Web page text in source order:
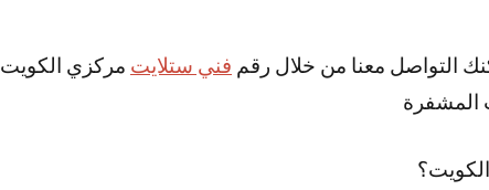
التواصل معنا من خلال رقم فني ستلايت مركزي الكويت
المشفرة
الكويت؟